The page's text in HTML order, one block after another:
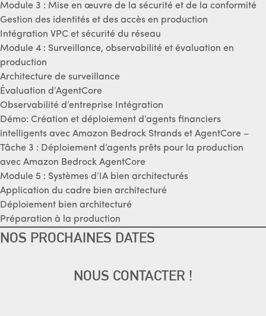
Module 3 : Mise en œuvre de la sécurité et de la conformité
Gestion des identités et des accès en production
Intégration VPC et sécurité du réseau
Module 4 : Surveillance, observabilité et évaluation en
production
Architecture de surveillance
Évaluation d’AgentCore
Observabilité d’entreprise Intégration
Démo: Création et déploiement d’agents financiers
intelligents avec Amazon Bedrock Strands et AgentCore –
Tâche 3 : Déploiement d’agents prêts pour la production
avec Amazon Bedrock AgentCore
Module 5 : Systèmes d’IA bien architecturés
Application du cadre bien architecturé
Déploiement bien architecturé
Préparation à la production
NOS PROCHAINES DATES
NOUS CONTACTER !